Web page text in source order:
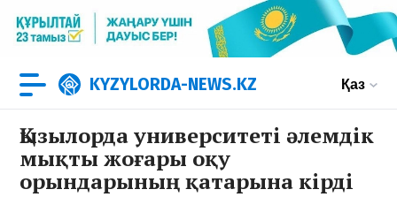
KYZYLORDA-NEWS.KZ Қаз
Қызылорда университеті әлемдік
мықты жоғары оқу
орындарының қатарына кірді